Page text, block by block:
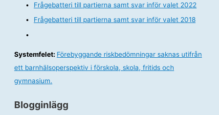
Frågebatteri till partierna samt svar inför valet 2022
Frågebatteri till partierna samt svar inför valet 2018
Systemfelet: Förebyggande riskbedömningar saknas utifrån
ett barnhälsoperspektiv i förskola, skola, fritids och
gymnasium.
Blogginlägg